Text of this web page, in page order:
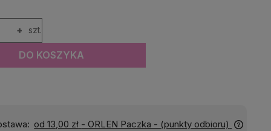
+ szt.
DO KOSZYKA
Wyślemy do Ciebie w: 24 godziny